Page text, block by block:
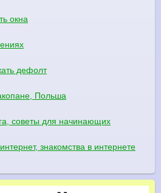
окна
дефолт
Польша
советы для начинающих
знакомства в интернете